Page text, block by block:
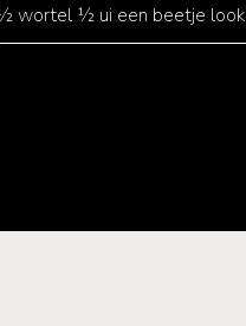
wortel ½ ui een beetje look